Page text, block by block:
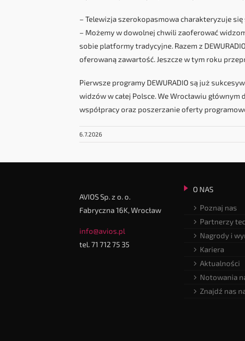
– Telewizja szerokopasmowa charakteryzuje
– Możemy w dowolnej chwili zaoferować
sobie platformy tradycyjne. Razem z
oferowaną zawartość. Jeszcze w tym roku
Pierwsze programy DEWURADIO są już
widzów w całej Polsce. We Wrocławiu
współpracy oraz poszerzanie oferty
6.7.2026
AVIOS Sp. z o. o.
Fabryczna 16K, Wrocław
info@avios.pl
tel. 71 712 75 35
O NAS
Poznaj nas
Partnerzy
Nagrody i
Kariera
Aktualności
Notowania
Znajdź nas